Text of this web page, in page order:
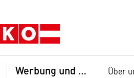
Werbung und Marktkommunikation, Fachverband Über